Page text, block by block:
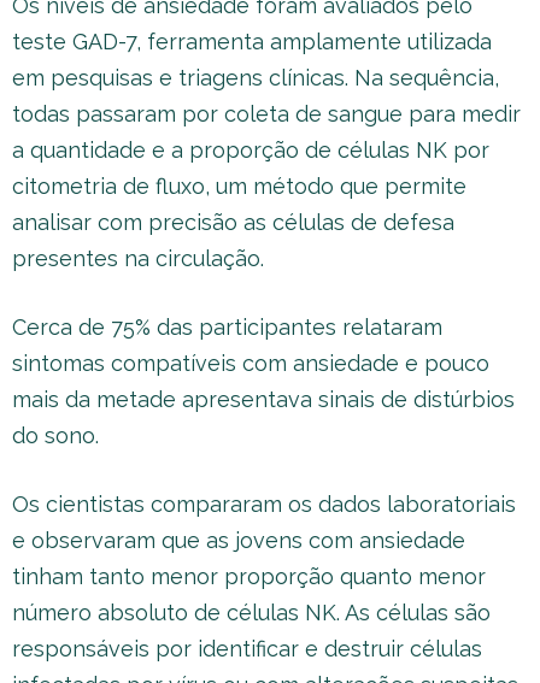
Os níveis de ansiedade foram avaliados pelo
teste GAD-7, ferramenta amplamente utilizada
em pesquisas e triagens clínicas. Na sequência,
todas passaram por coleta de sangue para medir
a quantidade e a proporção de células NK por
citometria de fluxo, um método que permite
analisar com precisão as células de defesa
presentes na circulação.
Cerca de 75% das participantes relataram
sintomas compatíveis com ansiedade e pouco
mais da metade apresentava sinais de distúrbios
do sono.
Os cientistas compararam os dados laboratoriais
e observaram que as jovens com ansiedade
tinham tanto menor proporção quanto menor
número absoluto de células NK. As células são
responsáveis por identificar e destruir células